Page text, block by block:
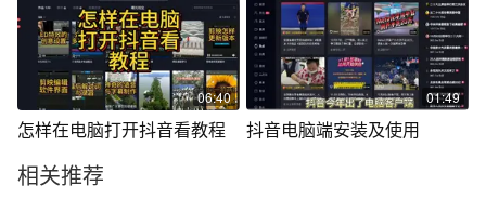
06:40
怎样在电脑打开抖音看教程
01:49
抖音电脑端安装及使用
相关推荐